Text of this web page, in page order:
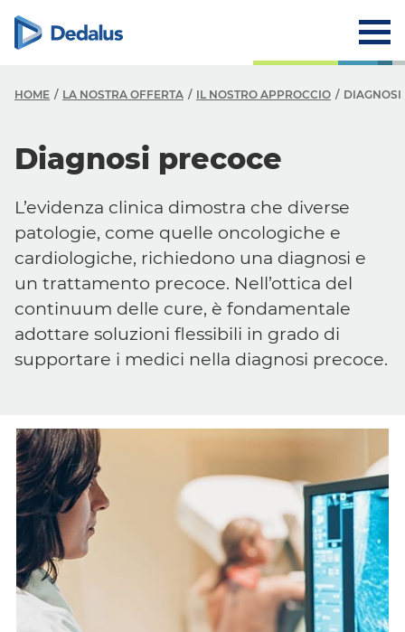
HOME LA NOSTRA OFFERTA IL NOSTRO APPROCCIO DIAGNOSI
Diagnosi precoce
L’evidenza clinica dimostra che diverse
patologie, come quelle oncologiche e
cardiologiche, richiedono una diagnosi e
un trattamento precoce. Nell’ottica del
continuum delle cure, è fondamentale
adottare soluzioni flessibili in grado di
supportare i medici nella diagnosi precoce.